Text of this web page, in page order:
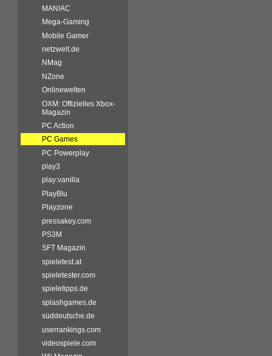
MAN!AC
Mega-Gaming
Mobile Gamer
netzwelt.de
NMag
NZone
Onlinewelten
OXM: Offizielles Xbox-
Magazin
PC Action
PC Games
PC Powerplay
play3
play:vanilla
PlayBlu
Playzone
pressakey.com
PS3M
SFT Magazin
spieletest.at
spieletester.com
spieletipps.de
splashgames.de
süddeutsche.de
userrankings.com
videospiele.com